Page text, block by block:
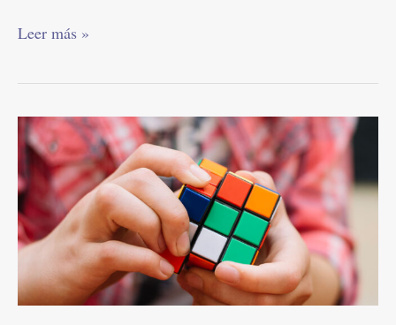
Leer más »
La
vida
difícil
la
hacemos
nosotros